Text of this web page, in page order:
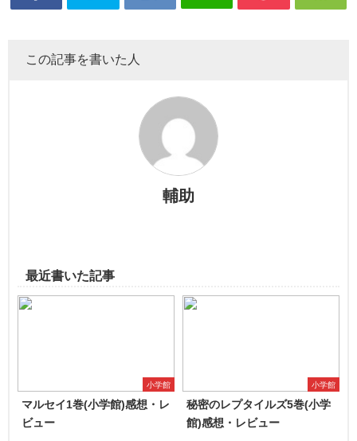
この記事を書いた人
輔助
最近書いた記事
小学館
マルセイ1巻(小学館)感想・レ
ビュー
小学館
秘密のレプタイルズ5巻(小学
館)感想・レビュー